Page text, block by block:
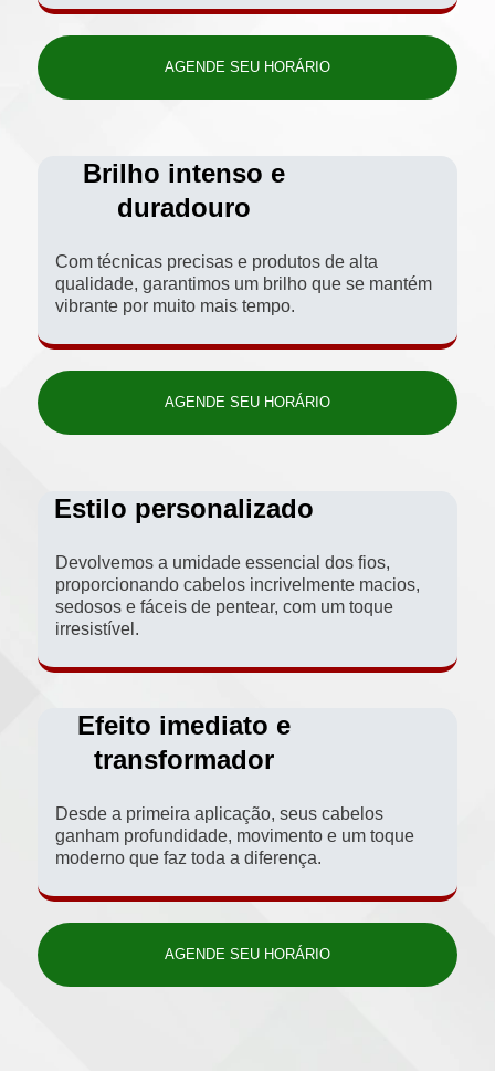
AGENDE SEU HORÁRIO
Brilho intenso e
duradouro
Com técnicas precisas e produtos de alta
qualidade, garantimos um brilho que se mantém
vibrante por muito mais tempo.
AGENDE SEU HORÁRIO
Estilo personalizado
Devolvemos a umidade essencial dos fios,
proporcionando cabelos incrivelmente macios,
sedosos e fáceis de pentear, com um toque
irresistível.
Efeito imediato e
transformador
Desde a primeira aplicação, seus cabelos
ganham profundidade, movimento e um toque
moderno que faz toda a diferença.
AGENDE SEU HORÁRIO